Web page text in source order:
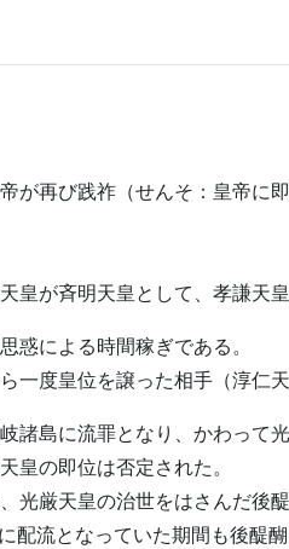
が再び践祚（せんそ：皇帝に
皇が斉明天皇として、孝謙天
惑による時間稼ぎである。
一度皇位を譲った相手（淳仁
諸島に流罪となり、かわっ
皇の即位は否定された。
光厳天皇の治世をはさんだ後
流となっていた期間も後醍